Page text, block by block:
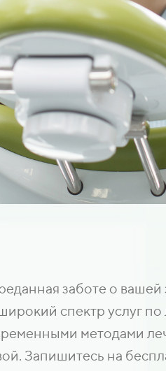
заботе о вашей
спектр услуг
методами
Запишитесь на